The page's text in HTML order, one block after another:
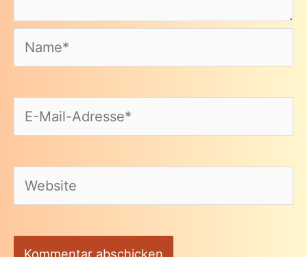
Name*
E-
Mail-
Website